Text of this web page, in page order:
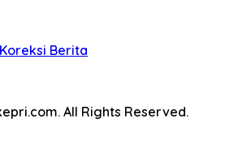
Berita
All Rights Reserved.